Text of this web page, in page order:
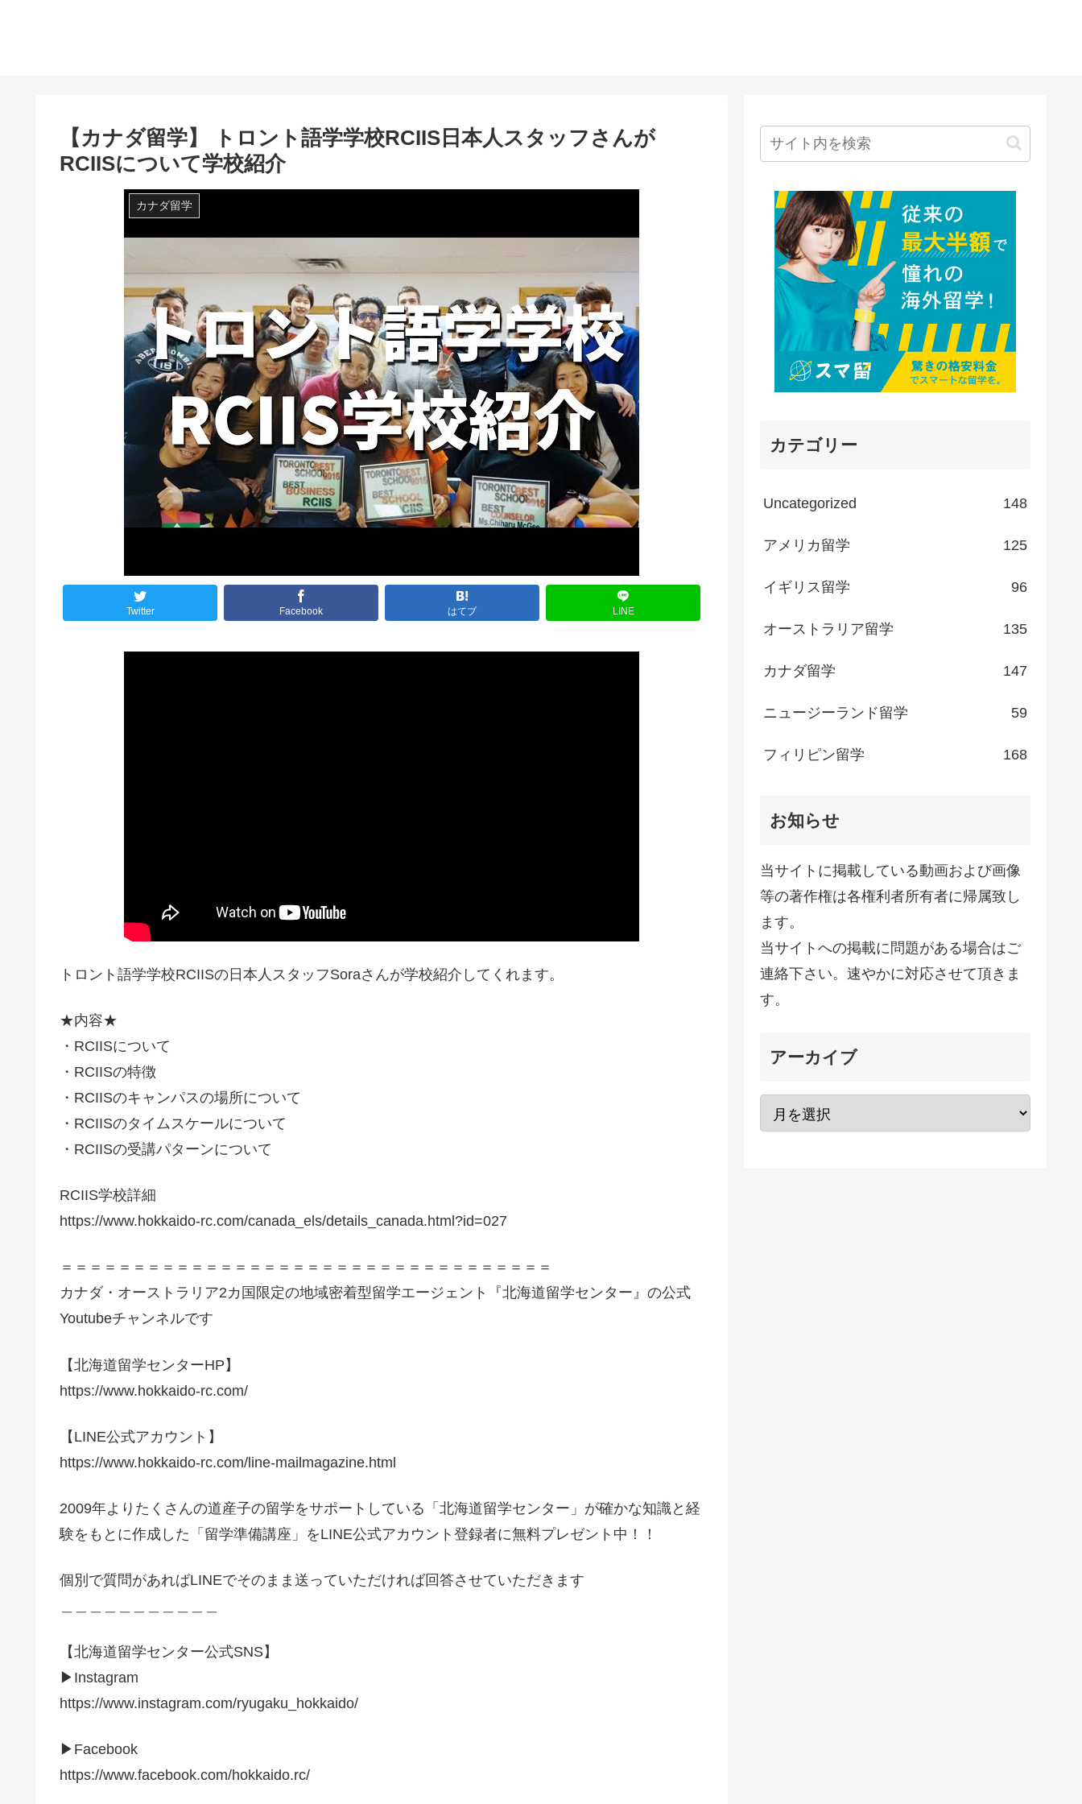
【カナダ留学】 トロント語学学校RCIIS日本人スタッフさんが
RCIISについて学校紹介
カナダ留学
Twitter Facebook はてブ LINE
トロント語学学校RCIISの日本人スタッフSoraさんが学校紹介してくれます。
★内容★
・RCIISについて
・RCIISの特徴
・RCIISのキャンパスの場所について
・RCIISのタイムスケールについて
・RCIISの受講パターンについて
RCIIS学校詳細
https://www.hokkaido-rc.com/canada_els/details_canada.html?id=027
＝＝＝＝＝＝＝＝＝＝＝＝＝＝＝＝＝＝＝＝＝＝＝＝＝＝＝＝＝＝＝＝＝＝
カナダ・オーストラリア2カ国限定の地域密着型留学エージェント『北海道留学センター』の公式
Youtubeチャンネルです
【北海道留学センターHP】
https://www.hokkaido-rc.com/
【LINE公式アカウント】
https://www.hokkaido-rc.com/line-mailmagazine.html
2009年よりたくさんの道産子の留学をサポートしている「北海道留学センター」が確かな知識と経
験をもとに作成した「留学準備講座」をLINE公式アカウント登録者に無料プレゼント中！！
個別で質問があればLINEでそのまま送っていただければ回答させていただきます
【北海道留学センター公式SNS】
▶︎Instagram
https://www.instagram.com/ryugaku_hokkaido/
▶︎Facebook
https://www.facebook.com/hokkaido.rc/
カテゴリー
Uncategorized 148
アメリカ留学 125
イギリス留学 96
オーストラリア留学 135
カナダ留学 147
ニュージーランド留学 59
フィリピン留学 168
お知らせ
当サイトに掲載している動画および画像
等の著作権は各権利者所有者に帰属致し
ます。
当サイトへの掲載に問題がある場合はご
連絡下さい。速やかに対応させて頂きま
す。
アーカイブ